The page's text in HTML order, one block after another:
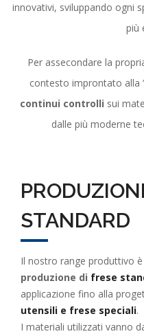
innovativi, sviluppando ogni
più
Per assecondare la
contesto improntato alla
continui controlli sui
dalle più moderne
STANDARD
Il nostro range produttivo
produzione di frese
applicazione fino alla
utensili e frese speciali.
I materiali utilizzati vanno